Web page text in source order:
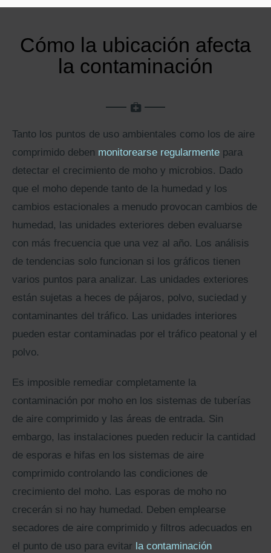
Cómo la ubicación afecta
la contaminación
Tanto los puntos de uso ambientales como los de aire
comprimido deben monitorearse regularmentepara
detectar el crecimiento de moho y microbios. Dado
que el moho depende tanto de la humedad y los
cambios estacionales a menudo provocan cambios de
humedad, las unidades exteriores deben evaluarse
con más frecuencia que una vez al año. Los análisis
de tendencias solo funcionan si los gráficos tienen
varios puntos para analizar. Las unidades exteriores
están sujetas a heces de pájaros, polvo, suciedad y
contaminantes del tráfico. Las unidades interiores
pueden estar contaminadas por el tráfico peatonal y el
polvo.
Es imposible remediar completamente la
contaminación por moho en los sistemas de tuberías
de aire comprimido y las áreas de entrada. Sin
embargo, las instalaciones pueden reducir la cantidad
de esporas e hifas en los sistemas de aire
comprimido controlando las condiciones de
crecimiento del moho. Las esporas de moho no
crecerán si no hay humedad. Deben emplearse
secadores de aire comprimido y filtros adecuados en
el punto de uso para evitar la contaminación